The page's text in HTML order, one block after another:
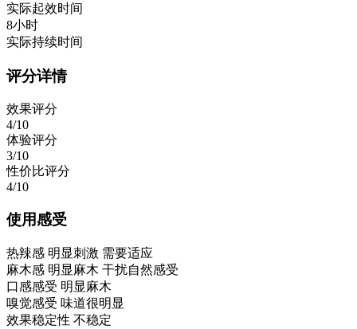
实际起效时间
8小时
实际持续时间
评分详情
效果评分
4/10
体验评分
3/10
性价比评分
4/10
使用感受
热辣感 明显刺激 需要适应
麻木感 明显麻木 干扰自然感受
口感感受 明显麻木
嗅觉感受 味道很明显
效果稳定性 不稳定